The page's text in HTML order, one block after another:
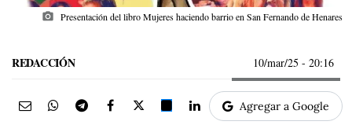
photo_camera Presentación del libro Mujeres haciendo barrio en San Fernando de Henares
REDACCIÓN 10/mar/25 - 20:16
Agregar a Google